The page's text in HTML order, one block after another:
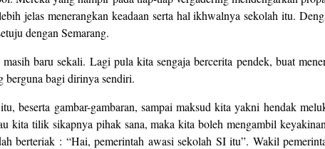
jelas menerangkan keadaan serta hal ikhwalnya sekolah itu.
dengan Semarang.
baru sekali. Lagi pula kita sengaja bercerita pendek, buat
berguna bagi dirinya sendiri.
beserta gambar-gambaran, sampai maksud kita yakni hendak
kita tilik sikapnya pihak sana, maka kita boleh mengambil
berteriak : “Hai, pemerintah awasi sekolah SI itu”. Wakil